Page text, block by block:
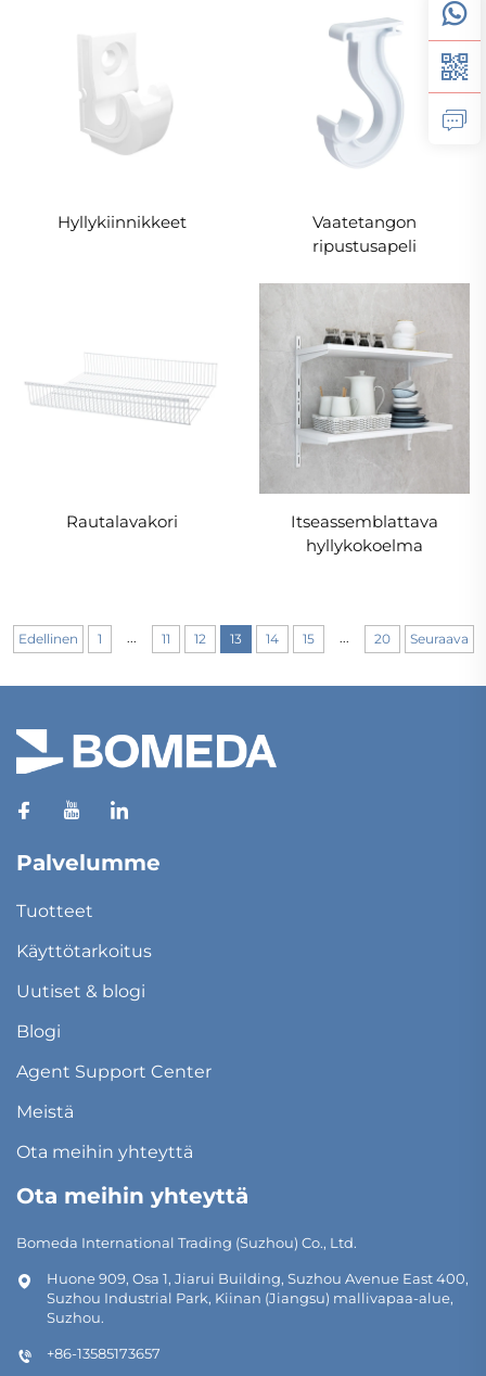
Hyllykiinnikkeet
Vaatetangon
ripustusapeli
Rautalavakori
Itseassemblattava
hyllykokoelma
Edellinen 1 ... 11 12 13 14 15 ... 20 Seuraava
Palvelumme
Tuotteet
Käyttötarkoitus
Uutiset & blogi
Blogi
Agent Support Center
Meistä
Ota meihin yhteyttä
Ota meihin yhteyttä
Bomeda International Trading (Suzhou) Co., Ltd.
Huone 909, Osa 1, Jiarui Building, Suzhou Avenue East 400,
Suzhou Industrial Park, Kiinan (Jiangsu) mallivapaa-alue,
Suzhou.
+86-13585173657